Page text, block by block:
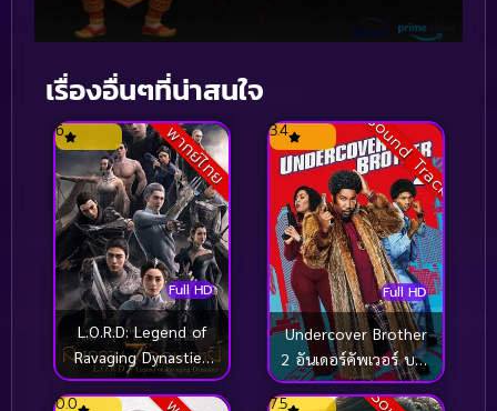
เรื่องอื่นๆที่น่าสนใจ
พากย์ไทย
Full HD
6
L.O.R.D: Legend of
Ravaging Dynasties
(2016) สงคราม 7 จอม
Sound Track
Full HD
3.4
Undercover Brother
2 อันเดอร์คัพเวอร์ บรา
เธอร์ 2 (2019)
0.0 7.5